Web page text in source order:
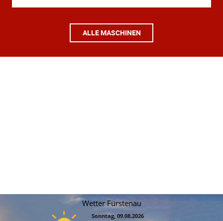
ALLE MASCHINEN
Wetter Fürstenau
Sonntag, 09.08.2026